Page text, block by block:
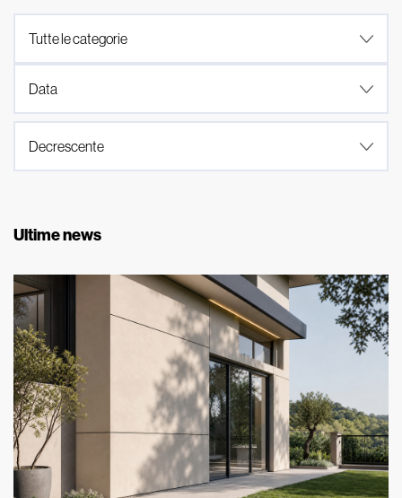
Ultime news